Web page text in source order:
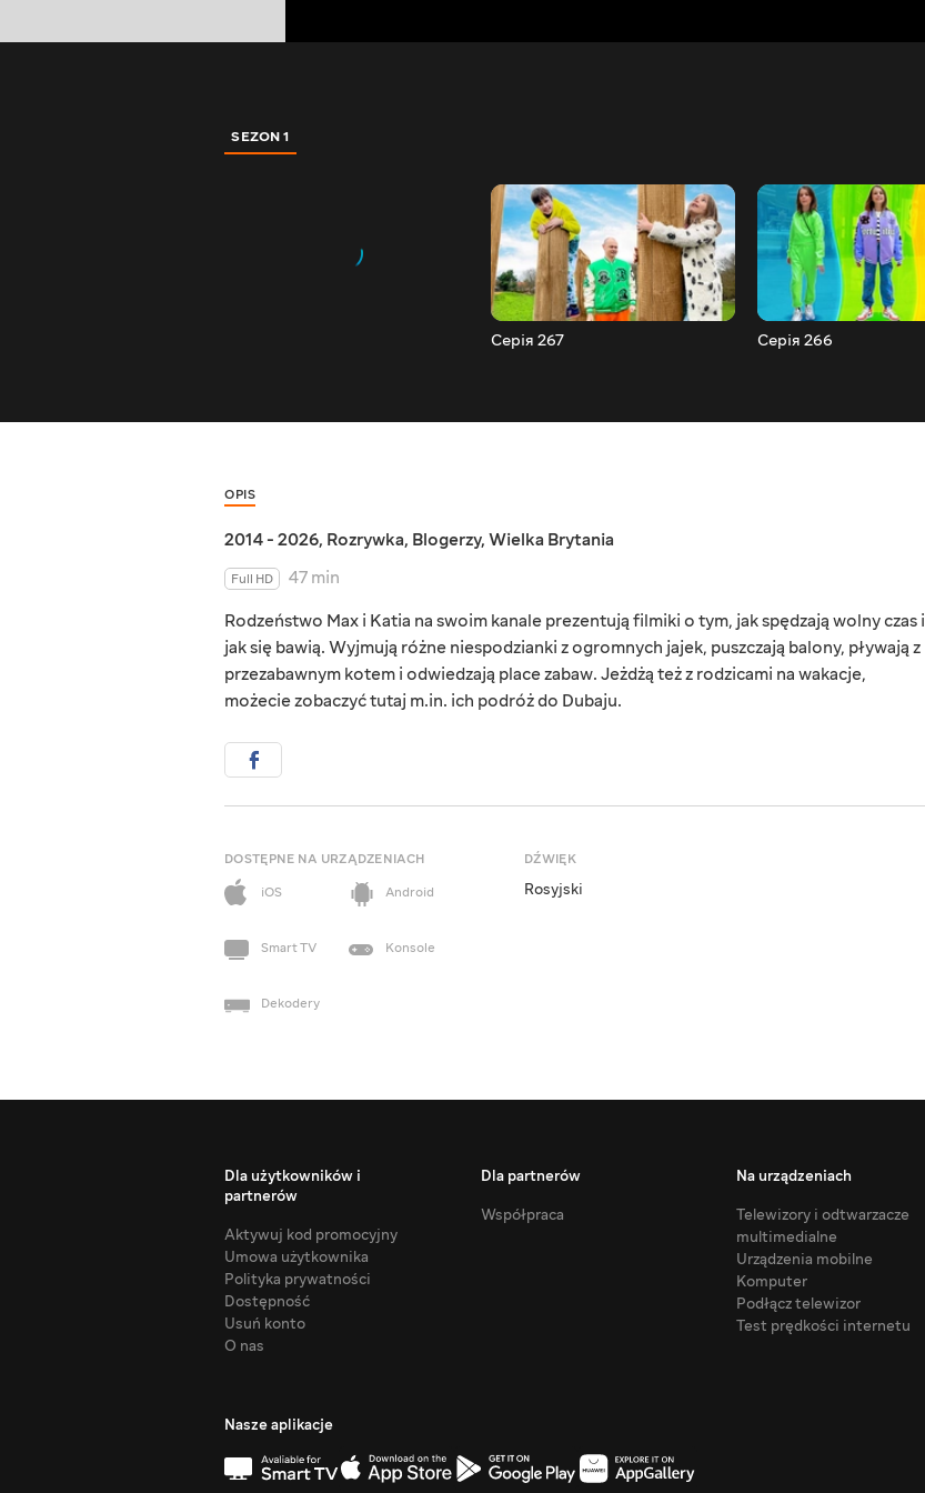
SEZON 1
Серія 267 Серія 266
OPIS
2014 - 2026, Rozrywka, Blogerzy, Wielka Brytania
Full HD
47 min
Rodzeństwo Max i Katia na swoim kanale prezentują filmiki o tym, jak spędzają wolny czas i
jak się bawią. Wyjmują różne niespodzianki z ogromnych jajek, puszczają balony, pływają z
przezabawnym kotem i odwiedzają place zabaw. Jeżdżą też z rodzicami na wakacje,
możecie zobaczyć tutaj m.in. ich podróż do Dubaju.
DOSTĘPNE NA URZĄDZENIACH
iOS
Android
Smart TV Konsole
Dekodery
DŹWIĘK
Rosyjski
Dla użytkowników i
partnerów
Aktywuj kod promocyjny
Umowa użytkownika
Polityka prywatności
Dostępność
Usuń konto
O nas
Dla partnerów
Współpraca
Na urządzeniach
Telewizory i odtwarzacze
multimedialne
Urządzenia mobilne
Komputer
Podłącz telewizor
Test prędkości internetu
Nasze aplikacje